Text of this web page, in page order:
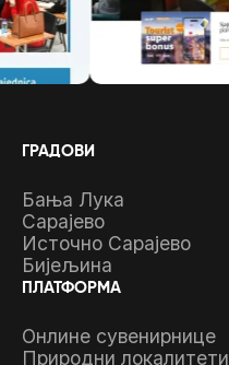
ГРАДОВИ
Бања Лука
Сарајево
Источно Сарајево
Бијељина
ПЛАТФОРМА
Онлине сувенирнице
Природни локалитети